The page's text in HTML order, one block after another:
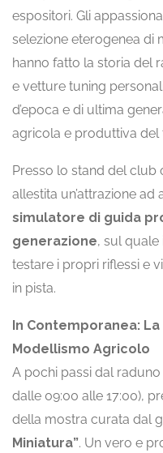
espositori. Gli
selezione eterogenea di
hanno fatto la storia del
e vetture tuning
d’epoca e di ultima
agricola e produttiva del
Presso lo stand del club
allestita un’attrazione
simulatore di guida
generazione, sul
testare i propri riflessi e
in pista.
In Contemporanea: La
Modellismo Agricolo
A pochi passi dal
dalle 09:00 alle 17:00),
della mostra curata dal
Miniatura”. Un vero e